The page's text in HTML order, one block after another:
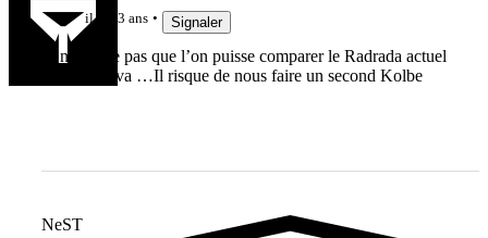
il y a 3 ans Signaler
Je ne pense pas que l’on puisse comparer le Radrada actuel
avec Tuisova …Il risque de nous faire un second Kolbe
NeST